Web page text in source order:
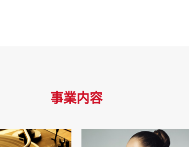
事業内容